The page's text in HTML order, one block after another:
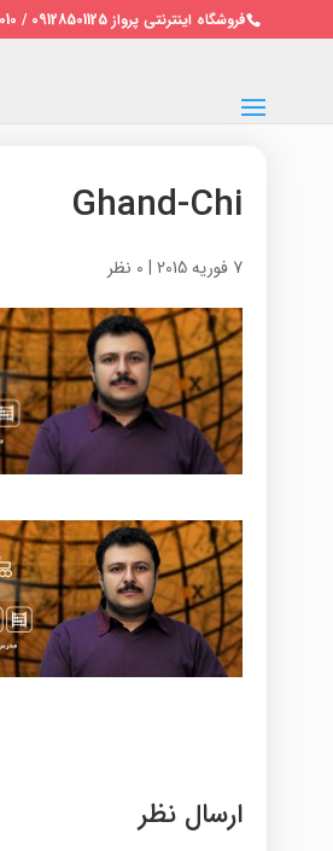
فروشگاه اینترنتی پرواز 09128501125 / 02122691010
Ghand-Chi
7 فوریه 2015 | 0 نظر
ارسال نظر